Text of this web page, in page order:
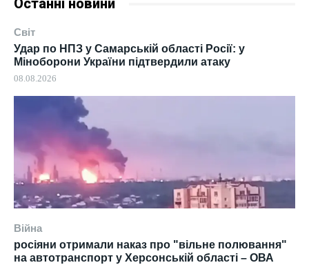
Останні новини
Світ
Удар по НПЗ у Самарській області Росії: у
Міноборони України підтвердили атаку
08.08.2026
Війна
росіяни отримали наказ про "вільне полювання"
на автотранспорт у Херсонській області – ОВА